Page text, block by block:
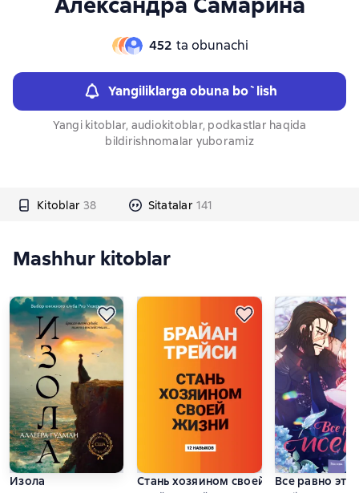
452 ta obunachi
Yangiliklarga obuna bo`lish
Yangi kitoblar, audiokitoblar, podkastlar haqida
bildirishnomalar yuboramiz
Kitoblar 38 Sitatalar 141
Mashhur kitoblar
Изола
Стань хозяином своей жизни. 12
Все равно это